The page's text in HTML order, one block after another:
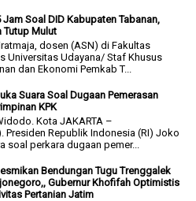
Jam Soal DID Kabupaten Tabanan,
Tutup Mulut
dosen (ASN) di Fakultas
Universitas Udayana/ Staf Khusus
dan Ekonomi Pemkab T...
Suara Soal Dugaan Pemerasan
KPK
Kota JAKARTA –
Presiden Republik Indonesia (RI) Joko
soal perkara dugaan pemer...
Bendungan Tugu Trenggalek
Gubernur Khofifah Optimistis
Pertanian Jatim